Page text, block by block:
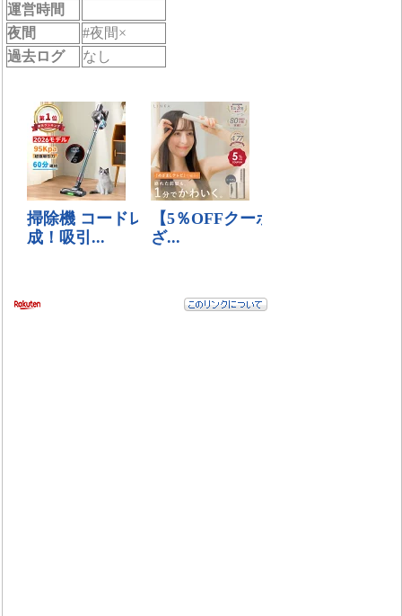
運営時間
夜間
#夜間×
過去ログ
なし